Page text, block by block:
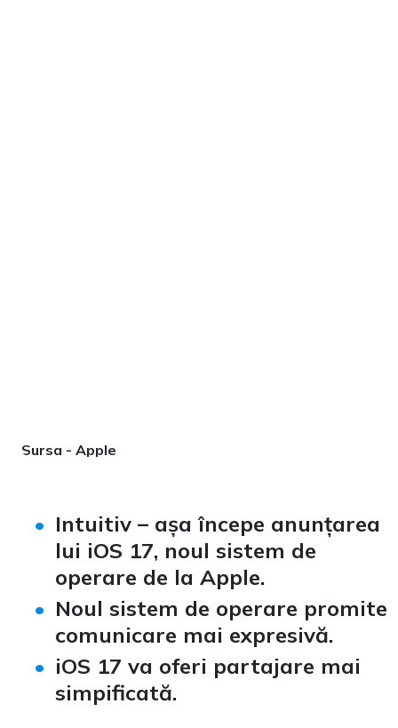
Sursa - Apple
Intuitiv – așa începe anunțarea
lui iOS 17, noul sistem de
operare de la Apple.
Noul sistem de operare promite
comunicare mai expresivă.
iOS 17 va oferi partajare mai
simpificată.